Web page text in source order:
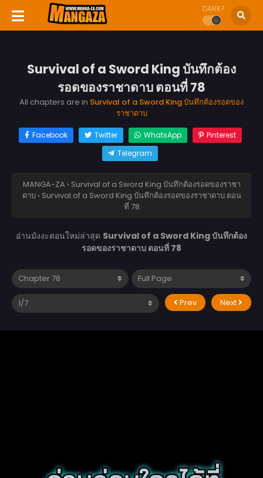
DARK?
Survival of a Sword King บันทึกต้อง
รอดของราชาดาบ ตอนที่ 78
All chapters are in Survival of a Sword King บันทึกต้องรอดของ
ราชาดาบ
Facebook Twitter WhatsApp
Pinterest
Telegram
MANGA-ZA › Survival of a Sword King บันทึกต้องรอดของราชา
ดาบ › Survival of a Sword King บันทึกต้องรอดของราชาดาบ ตอน
ที่ 78
อ่านมังงะตอนใหม่ล่าสุด Survival of a Sword King บันทึกต้อง
รอดของราชาดาบ ตอนที่ 78
Prev Next